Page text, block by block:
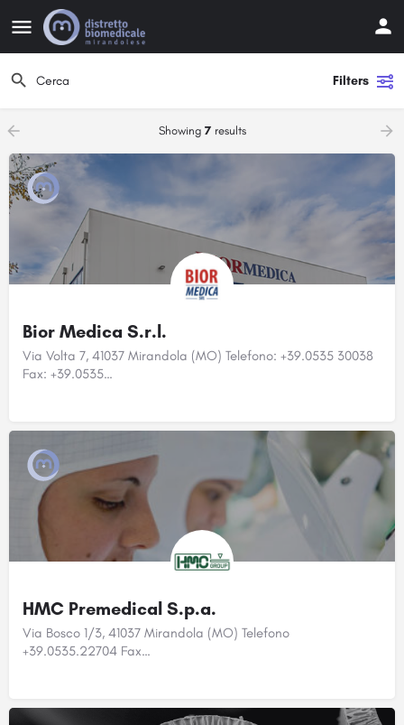
Filters
Showing 7results
Bior Medica S.r.l.
Via Volta 7, 41037 Mirandola (MO) Telefono: +39.0535 30038
Fax: +39.0535…
HMC Premedical S.p.a.
Via Bosco 1/3, 41037 Mirandola (MO) Telefono
+39.0535.22704 Fax…